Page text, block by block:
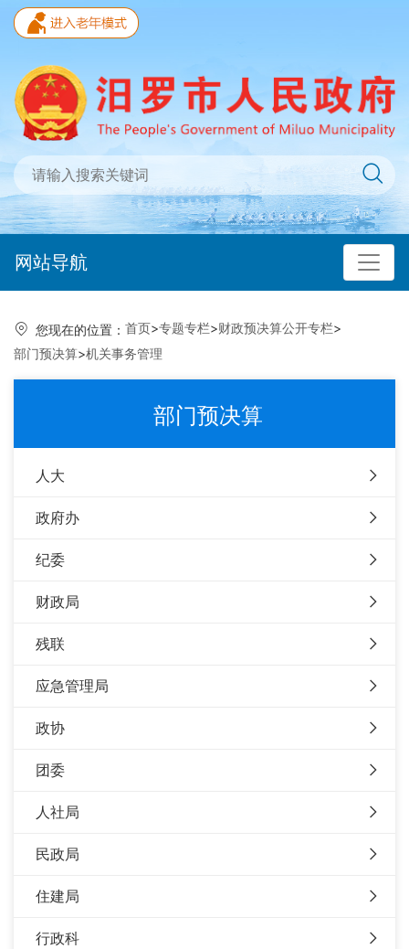
网站导航
您现在的位置： 首页>专题专栏>财政预决算公开专栏>
部门预决算>机关事务管理
部门预决算
人大
政府办
纪委
财政局
残联
应急管理局
政协
团委
人社局
民政局
住建局
行政科